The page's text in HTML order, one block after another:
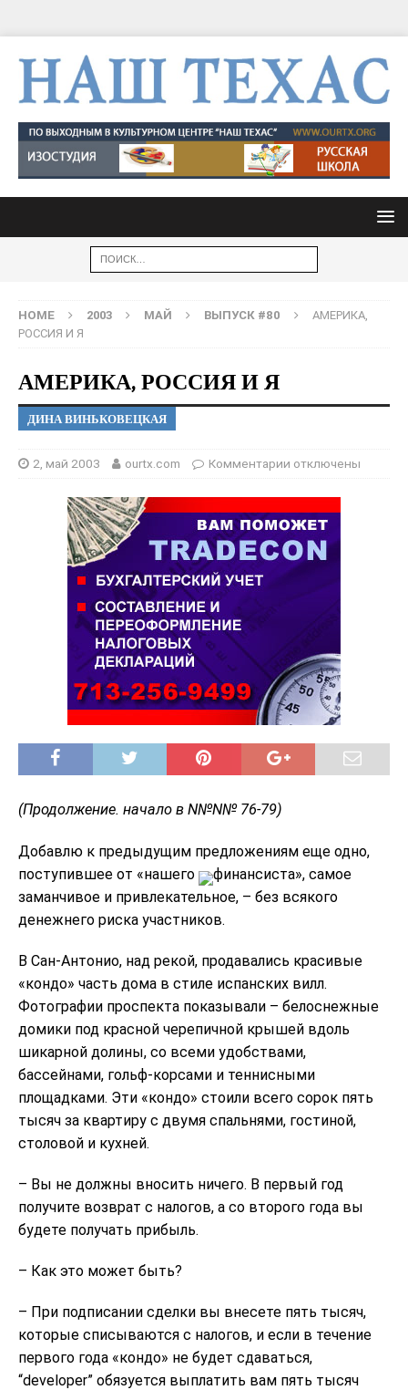
HOME 2003 МАЙ ВЫПУСК #80
АМЕРИКА,
РОССИЯ И Я
АМЕРИКА, РОССИЯ И Я
ДИНА ВИНЬКОВЕЦКАЯ
2, май 2003 ourtx.com Комментарии отключены
(Продолжение. начало в N№N№ 76-79)
Добавлю к предыдущим предложениям еще одно,
поступившее от «нашего
финансиста», самое
заманчивое и привлекательное, – без всякого
денежнего риска участников.
В Сан-Антонио, над рекой, продавались красивые
«кондо» часть дома в стиле испанских вилл.
Фотографии проспекта показывали – белоснежные
домики под красной черепичной крышей вдоль
шикарной долины, со всеми удобствами,
бассейнами, гольф-корсами и теннисными
площадками. Эти «кондо» стоили всего сорок пять
тысяч за квартиру с двумя спальнями, гостиной,
столовой и кухней.
– Вы не должны вносить ничего. В первый год
получите возврат с налогов, а со второго года вы
будете получать прибыль.
– Как это может быть?
– При подписании сделки вы внесете пять тысяч,
которые списываются с налогов, и если в течение
первого года «кондо» не будет сдаваться,
“developer” обязуется выплатить вам пять тысяч